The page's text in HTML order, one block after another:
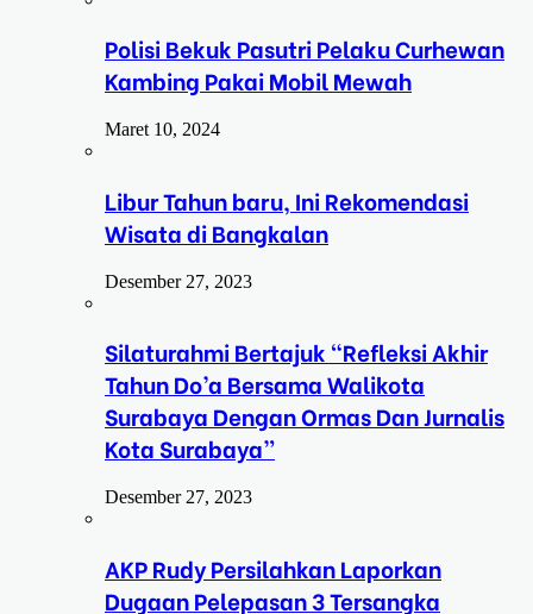
Polisi Bekuk Pasutri Pelaku Curhewan
Kambing Pakai Mobil Mewah
Maret 10, 2024
Libur Tahun baru, Ini Rekomendasi
Wisata di Bangkalan
Desember 27, 2023
Silaturahmi Bertajuk “Refleksi Akhir
Tahun Do’a Bersama Walikota
Surabaya Dengan Ormas Dan Jurnalis
Kota Surabaya”
Desember 27, 2023
AKP Rudy Persilahkan Laporkan
Dugaan Pelepasan 3 Tersangka